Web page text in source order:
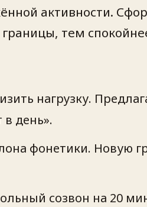
активности.
тем
нагрузку.
день».
фонетики. Новую
созвон на 20